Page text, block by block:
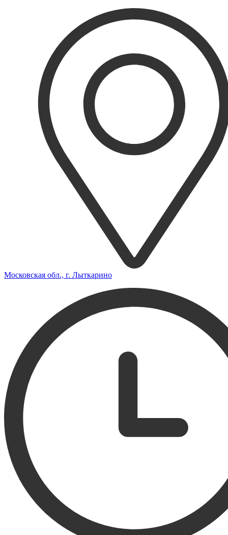
Московская обл., г. Лыткарино